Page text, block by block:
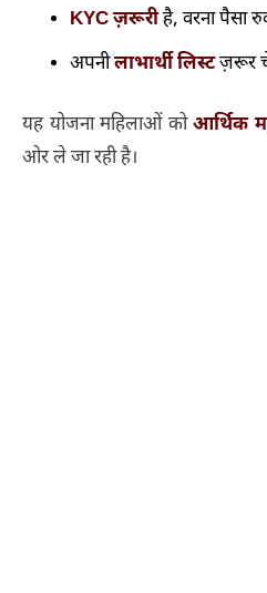
KYC ज़रूरीहै, वरना पैसा
अपनीलाभार्थी लिस्टज़रूर
यह योजना महिलाओं कोआर्थिक
ओर ले जा रही है।